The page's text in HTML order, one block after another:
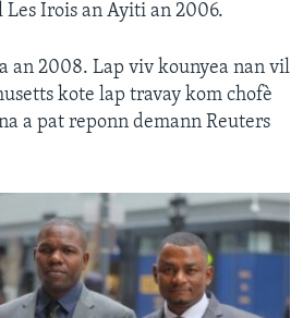
Irois an Ayiti an 2006.
an 2008. Lap viv kounyea nan vil
kote lap travay kom chofè
a pat reponn demann Reuters